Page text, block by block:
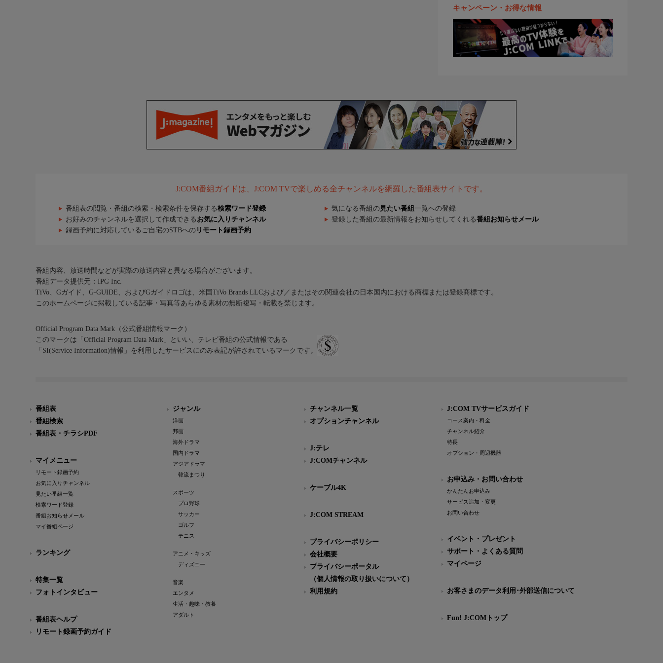
キャンペーン・お得な情報
J:COM番組ガイドは、J:COM TVで楽しめる全チャンネルを網羅した番組表サイトです。
番組表の閲覧・番組の検索・検索条件を保存する検索ワード登録 気になる番組の 見たい番組 一覧への登録
お好みのチャンネルを選択して作成できる お気に入りチャンネル 登録した番組の最新情報をお知らせしてくれる番組お知らせメール
録画予約に対応しているご自宅のSTBへの リモート録画予約
番組内容、放送時間などが実際の放送内容と異なる場合がございます。
番組データ提供元：IPG Inc.
TiVo、Gガイド、G-GUIDE、およびGガイドロゴは、米国TiVo Brands LLCおよび／またはその関連会社の日本国内における商標または登録商標です。
このホームページに掲載している記事・写真等あらゆる素材の無断複写・転載を禁じます。
Official Program Data Mark（公式番組情報マーク）
このマークは「Official Program Data Mark」といい、テレビ番組の公式情報である
「SI(Service Information)情報」を利用したサービスにのみ表記が許されているマークです。
番組表
番組検索
番組表・チラシPDF
マイメニュー
リモート録画予約
お気に入りチャンネル
見たい番組一覧
検索ワード登録
番組お知らせメール
マイ番組ページ
ランキング
特集一覧
フォトインタビュー
番組表ヘルプ
リモート録画予約ガイド
ジャンル
洋画
邦画
海外ドラマ
国内ドラマ
アジアドラマ
韓流まつり
スポーツ
プロ野球
サッカー
ゴルフ
テニス
アニメ・キッズ
ディズニー
音楽
エンタメ
生活・趣味・教養
アダルト
チャンネル一覧
オプションチャンネル
J:テレ
J:COMチャンネル
ケーブル4K
J:COM STREAM
プライバシーポリシー
会社概要
プライバシーポータル
（個人情報の取り扱いについて）
利用規約
J:COM TVサービスガイド
コース案内・料金
チャンネル紹介
特長
オプション・周辺機器
お申込み・お問い合わせ
かんたんお申込み
サービス追加・変更
お問い合わせ
イベント・プレゼント
サポート・よくある質問
マイページ
お客さまのデータ利用･外部送信について
Fun! J:COMトップ